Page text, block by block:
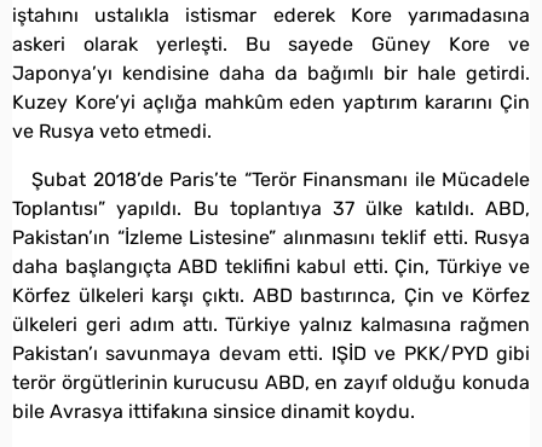
iştahını ustalıkla istismar ederek Kore yarımadasına
askeri olarak yerleşti. Bu sayede Güney Kore ve
Japonya’yı kendisine daha da bağımlı bir hale getirdi.
Kuzey Kore’yi açlığa mahkûm eden yaptırım kararını Çin
ve Rusya veto etmedi.
Şubat 2018’de Paris’te “Terör Finansmanı ile Mücadele
Toplantısı” yapıldı. Bu toplantıya 37 ülke katıldı. ABD,
Pakistan’ın “İzleme Listesine” alınmasını teklif etti. Rusya
daha başlangıçta ABD teklifini kabul etti. Çin, Türkiye ve
Körfez ülkeleri karşı çıktı. ABD bastırınca, Çin ve Körfez
ülkeleri geri adım attı. Türkiye yalnız kalmasına rağmen
Pakistan’ı savunmaya devam etti. IŞİD ve PKK/PYD gibi
terör örgütlerinin kurucusu ABD, en zayıf olduğu konuda
bile Avrasya ittifakına sinsice dinamit koydu.